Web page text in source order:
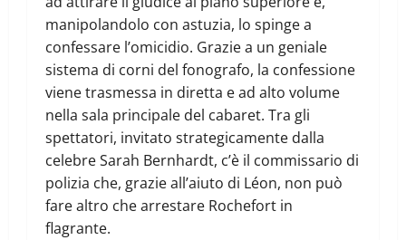
manipolandolo con astuzia, lo spinge a
confessare l’omicidio. Grazie a un geniale
sistema di corni del fonografo, la confessione
viene trasmessa in diretta e ad alto volume
nella sala principale del cabaret. Tra gli
spettatori, invitato strategicamente dalla
celebre Sarah Bernhardt, c’è il commissario di
polizia che, grazie all’aiuto di Léon, non può
fare altro che arrestare Rochefort in
flagrante.